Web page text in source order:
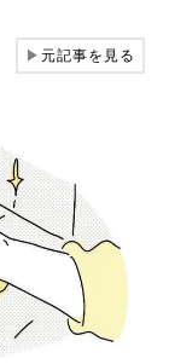
▶元記事を見る